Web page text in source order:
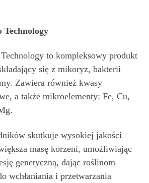
to kompleksowy produkt
się z mikoryz, bakterii
Zawiera również kwasy
a także mikroelementy: Fe, Cu,
skutkuje wysokiej jakości
masę korzeni, umożliwiając
genetyczną, dając roślinom
wchłaniania i przetwarzania